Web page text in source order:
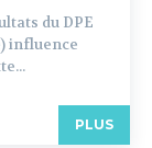
du DPE
influence
PLUS